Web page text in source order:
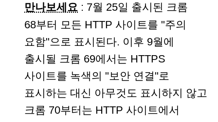
만나보세요 : 7월 25일 출시된 크롬
68부터 모든 HTTP 사이트를 "주의
요함"으로 표시된다. 이후 9월에
출시될 크롬 69에서는 HTTPS
사이트를 녹색의 "보안 연결"로
표시하는 대신 아무것도 표시하지 않고
크롬 70부터는 HTTP 사이트에서